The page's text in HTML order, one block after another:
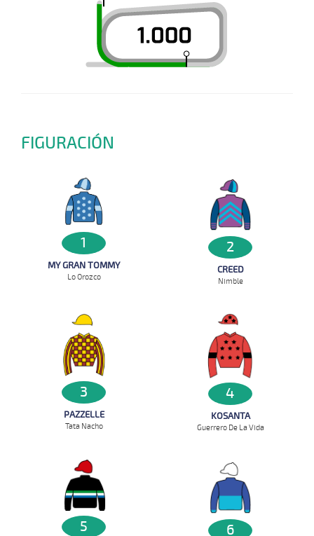
FIGURACIÓN
1
MY GRAN TOMMY
Lo Orozco
2
CREED
Nimble
3
PAZZELLE
Tata Nacho
4
KOSANTA
Guerrero De La Vida
5 6